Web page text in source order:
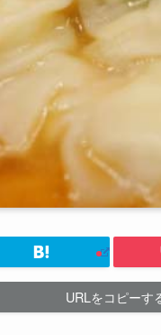
URLをコピーす